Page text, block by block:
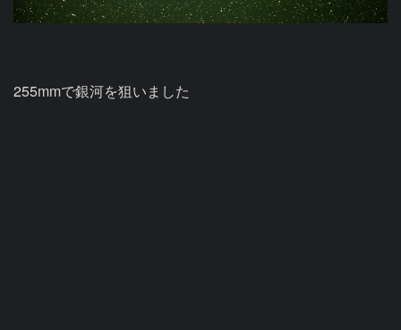
255mmで銀河を狙いました